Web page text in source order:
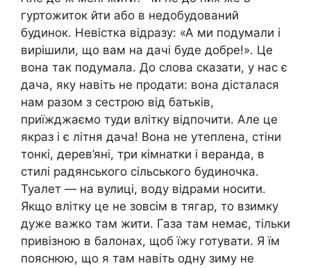
гуртожиток йти або в недобудований
будинок. Невістка відразу: «А ми подумали і
вирішили, що вам на дачі буде добре!». Це
вона так подумала. До слова сказати, у нас є
дача, яку навіть не продати: вона дісталася
нам разом з сестрою від батьків,
приїжджаємо туди влітку відпочити. Але це
якраз і є літня дача! Вона не утеплена, стіни
тонкі, дерев’яні, три кімнатки і веранда, в
стилі радянського сільського будиночка.
Туалет — на вулиці, воду відрами носити.
Якщо влітку це не зовсім в тягар, то взимку
дуже важко там жити. Газа там немає, тільки
привізною в балонах, щоб їжу готувати. Я їм
пояснюю, що я там навіть одну зиму не